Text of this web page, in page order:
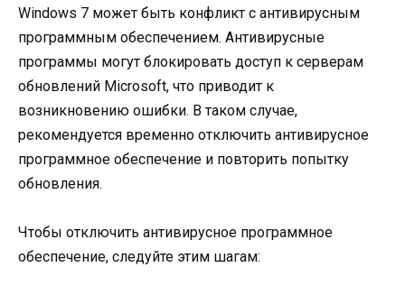
Windows 7 может быть конфликт с антивирусным
программным обеспечением. Антивирусные
программы могут блокировать доступ к серверам
обновлений Microsoft, что приводит к
возникновению ошибки. В таком случае,
рекомендуется временно отключить антивирусное
программное обеспечение и повторить попытку
обновления.
Чтобы отключить антивирусное программное
обеспечение, следуйте этим шагам: